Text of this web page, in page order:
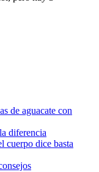
de aguacate con
diferencia
cuerpo dice basta